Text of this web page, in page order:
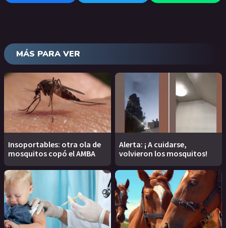
MÁS PARA VER
Insoportables: otra ola de
mosquitos copó el AMBA
Alerta: ¡ A cuidarse,
volvieron los mosquitos!